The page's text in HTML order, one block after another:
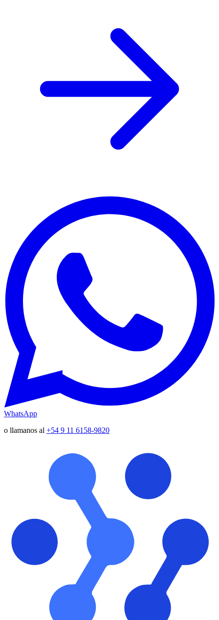
WhatsApp
o llamanos al +54 9 11 6158-9820